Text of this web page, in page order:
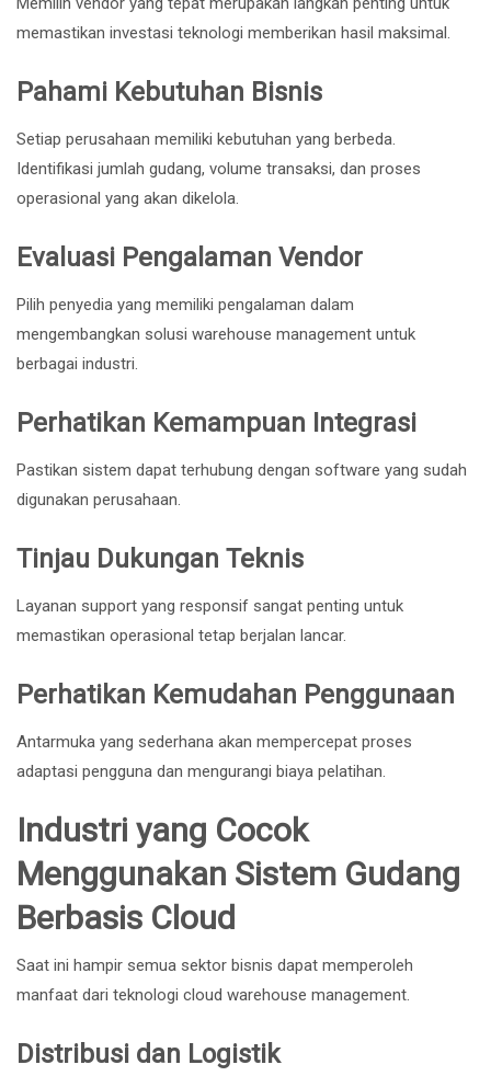
memastikan investasi teknologi memberikan hasil maksimal.
Pahami Kebutuhan Bisnis
Setiap perusahaan memiliki kebutuhan yang berbeda.
Identifikasi jumlah gudang, volume transaksi, dan proses
operasional yang akan dikelola.
Evaluasi Pengalaman Vendor
Pilih penyedia yang memiliki pengalaman dalam
mengembangkan solusi warehouse management untuk
berbagai industri.
Perhatikan Kemampuan Integrasi
Pastikan sistem dapat terhubung dengan software yang sudah
digunakan perusahaan.
Tinjau Dukungan Teknis
Layanan support yang responsif sangat penting untuk
memastikan operasional tetap berjalan lancar.
Perhatikan Kemudahan Penggunaan
Antarmuka yang sederhana akan mempercepat proses
adaptasi pengguna dan mengurangi biaya pelatihan.
Industri yang Cocok
Menggunakan Sistem Gudang
Berbasis Cloud
Saat ini hampir semua sektor bisnis dapat memperoleh
manfaat dari teknologi cloud warehouse management.
Distribusi dan Logistik